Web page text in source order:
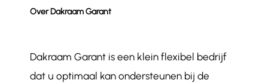
Over Dakraam Garant
Dakraam Garant is een klein flexibel bedrijf
dat u optimaal kan ondersteunen bij de